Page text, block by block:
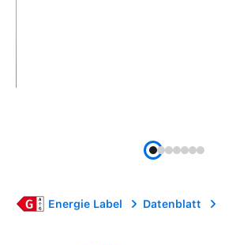
Energie Label Datenblatt